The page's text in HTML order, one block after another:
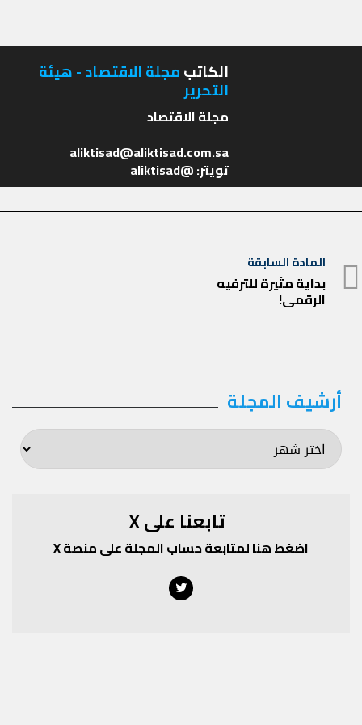
الكاتبمجلة الاقتصاد - هيئة
التحرير
تويتر: @aliktisad
تصفّح
المقالات
المادة السابقة
المادة
السابقة
بداية مثيرة للترفيه
الرقمي!
أرشيف المجلة أرشيف
المجلة
تابعنا على X
اضغط هنا لمتابعة حساب المجلة على منصة X
Twitter